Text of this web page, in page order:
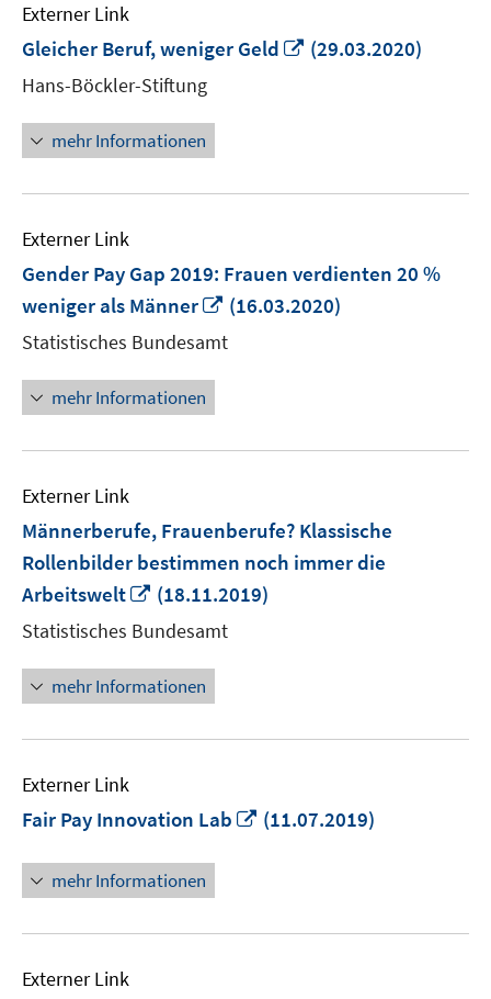
Externer Link
Gleicher Beruf, weniger Geld
In
(29.03.2020)
Hans-Böckler-Stiftung
mehr Informationen
Externer Link
Gender Pay Gap 2019: Frauen verdienten 20 %
weniger als Männer
In
Fenster
(16.03.2020)
Statistisches Bundesamt
mehr Informationen
Externer Link
Männerberufe, Frauenberufe? Klassische
Rollenbilder bestimmen noch immer die
Arbeitswelt
In
neuem
Fenster
öffnen
(18.11.2019)
Statistisches Bundesamt
mehr Informationen
Externer Link
Fair Pay Innovation Lab
In
(11.07.2019)
mehr Informationen
Externer Link